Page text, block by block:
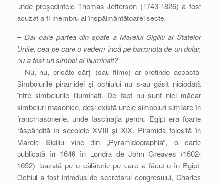
unde preşedintele Thomas Jefferson (1743-1826) a fost
acuzat a fi membru al înspăimântătoarei secte.
– Dar oare partea din spate a Marelui Sigiliu al Statelor
Unite, cea pe care o vedem încă pe bancnota de un dolar,
nu a fost un simbol al Illuminati?
– Nu, nu, oricâte cărţi (sau filme) ar pretinde aceasta.
Simbolurile piramidei şi ochiului nu s-au găsit niciodată
între simbolurile Illuminati. De fapt nu sunt nici măcar
simboluri masonice, deşi există unele simboluri similare în
francmasonerie, unde fascinaţia pentru Egipt era foarte
răspândită în secolele XVIII şi XIX. Piramida folosită în
Marele Sigiliu vine din „Pyramidographia”, o carte
publicată în 1646 în Londra de John Greaves (1602-
1652), bazată pe o călătorie pe care a făcut-o în Egipt.
Ochiul a fost introdus de secretarul congresului, Charles